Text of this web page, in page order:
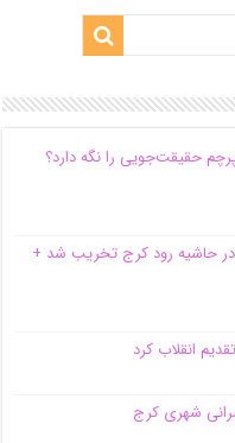
حقیقت‌جویی را نگه دارد؟
حاشیه‌ رود کرج تخریب شد +